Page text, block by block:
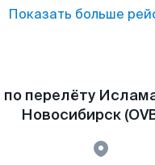
Показать больше
перелёту
Новосибирск